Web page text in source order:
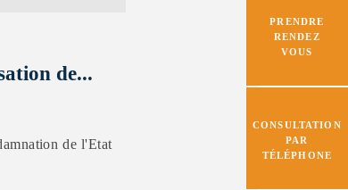
PRENDRE
RENDEZ
VOUS
CONSULTATION
PAR
TÉLÉPHONE
de...
de l'Etat